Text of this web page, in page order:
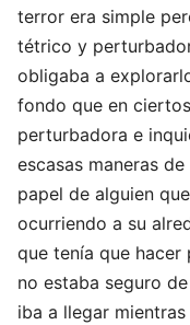
terror era simple
tétrico y
obligaba a
fondo que en
perturbadora e
escasas maneras
papel de alguien
ocurriendo a su
que tenía que hacer
no estaba seguro
iba a llegar